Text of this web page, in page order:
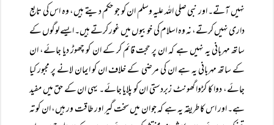
نہیں آتے۔ اور نبی صلی اللہ علیہ وسلم ان کو جو حکم دیتے ہیں، وہ اس کی تابع
داری نہیں کرتے، نہ وہ اسلام کی خوبیوں میں غور کرتے ہیں۔ ایسے لوگوں کے
ساتھ مہربانی یہ نہیں ہے کہ ان پر حجت قائم کر کے ان کو چھوڑ دیا جائے، ان
کے ساتھ مہربانی یہ ہے ان کی مرضی کے خلاف ان کو ایمان لانے پر مجبور کیا
جائے، دوا کا کڑوا گھونٹ زبردستی ان کو پلایا جائے۔ یہی ان کے حق میں مفید
ہے۔ اور اس کا طریقہ یہ ہے کہ جو ان میں سخت گیر اور طاقت ور ہیں، ان کو تہ